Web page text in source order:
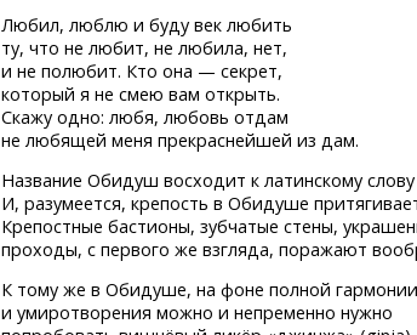
Любил, люблю и буду век любить
ту, что не любит, не любила, нет,
и не полюбит. Кто она — секрет,
который я не смею вам открыть.
Скажу одно: любя, любовь отдам
не любящей меня прекраснейшей из дам.
Название Обидуш восходит к латинскому
И, разумеется, крепость в Обидуше
Крепостные бастионы, зубчатые стены,
проходы, с первого же взгляда, поражают
К тому же в Обидуше, на фоне полной гармонии
и умиротворения можно и непременно нужно